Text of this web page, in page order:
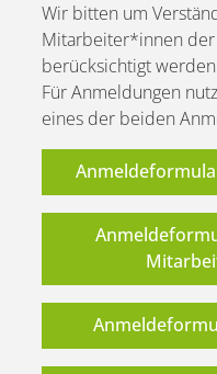
Wir bitten um
Mitarbeiter*innen der
berücksichtigt
Für Anmeldungen
eines der beiden